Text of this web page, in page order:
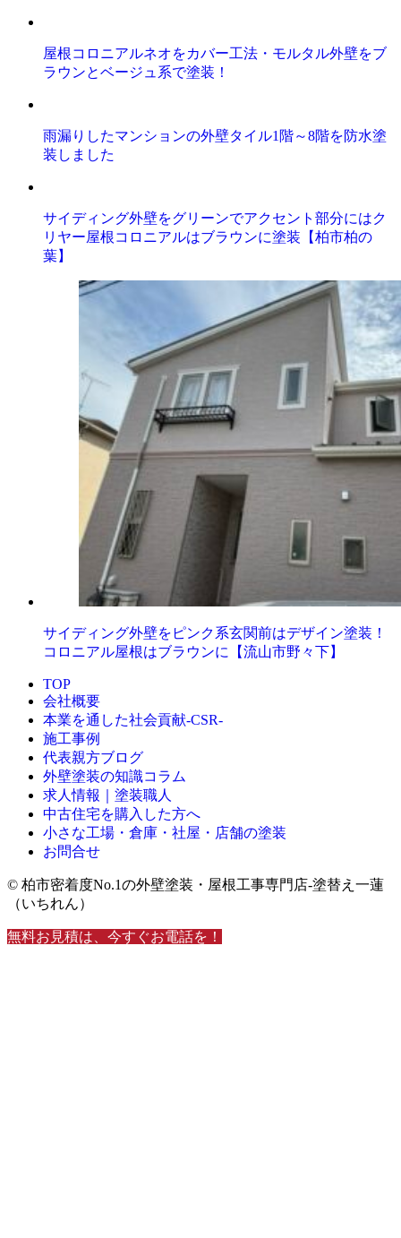
屋根コロニアルネオをカバー工法・モルタル外壁をブ
ラウンとベージュ系で塗装！
雨漏りしたマンションの外壁タイル1階～8階を防水塗
装しました
サイディング外壁をグリーンでアクセント部分にはク
リヤー屋根コロニアルはブラウンに塗装【柏市柏の
葉】
サイディング外壁をピンク系玄関前はデザイン塗装！
コロニアル屋根はブラウンに【流山市野々下】
TOP
会社概要
本業を通した社会貢献-CSR-
施工事例
代表親方ブログ
外壁塗装の知識コラム
求人情報｜塗装職人
中古住宅を購入した方へ
小さな工場・倉庫・社屋・店舗の塗装
お問合せ
© 柏市密着度No.1の外壁塗装・屋根工事専門店-塗替え一蓮
（いちれん）
無料お見積は、今すぐお電話を！